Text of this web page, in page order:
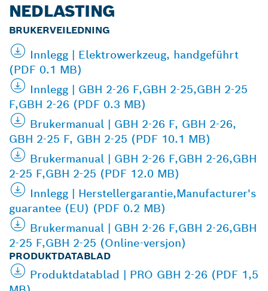
NEDLASTING
BRUKERVEILEDNING
Innlegg | Elektrowerkzeug, handgeführt
(PDF 0.1 MB)
Innlegg | GBH 2-26 F,GBH 2-25,GBH 2-25
F,GBH 2-26 (PDF 0.3 MB)
Brukermanual | GBH 2-26 F, GBH 2-26,
GBH 2-25 F, GBH 2-25 (PDF 10.1 MB)
Brukermanual | GBH 2-26 F,GBH 2-26,GBH
2-25 F,GBH 2-25 (PDF 12.0 MB)
Innlegg | Herstellergarantie,Manufacturer's
guarantee (EU) (PDF 0.2 MB)
Brukermanual | GBH 2-26 F,GBH 2-26,GBH
2-25 F,GBH 2-25 (Online-versjon)
PRODUKTDATABLAD
Produktdatablad | PRO GBH 2-26 (PDF 1,5